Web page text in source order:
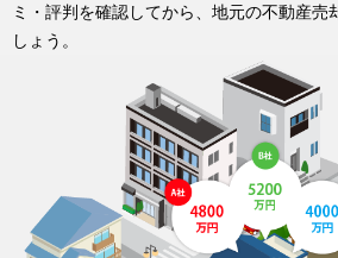
ミ・評判を確認してから、地元の不動産売
しょう。